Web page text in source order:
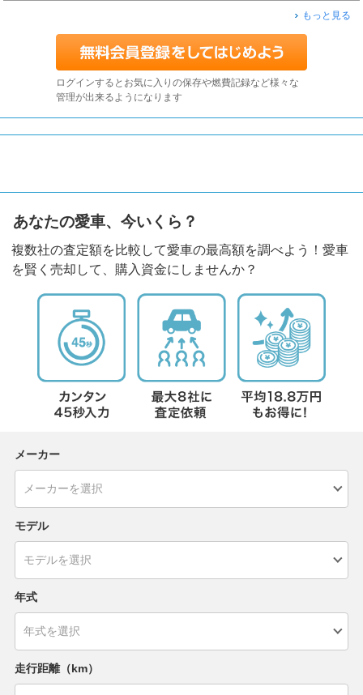
もっと見る
ログインするとお気に入りの保存や燃費記録など様々な
管理が出来るようになります
あなたの愛車、今いくら？
複数社の査定額を比較して愛車の最高額を調べよう！愛車
を賢く売却して、購入資金にしませんか？
メーカー
モデル
年式
走行距離（km）